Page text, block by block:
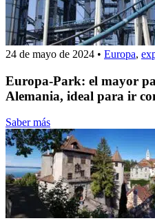
24 de mayo de 2024 • Europa,
Europa-Park: el mayor
Alemania, ideal para ir
Saber más